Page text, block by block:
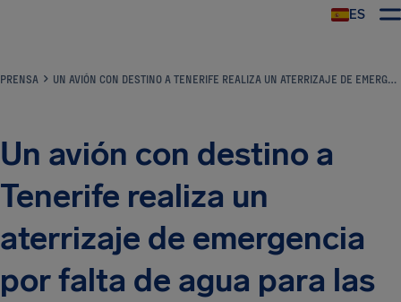
ES
PRENSA UN AVIÓN CON DESTINO A TENERIFE REALIZA UN ATERRIZAJE DE EMERGENCIA POR FALTA DE AGUA PARA LAS INFUSIONES
Un avión con destino a
Tenerife realiza un
aterrizaje de emergencia
por falta de agua para las